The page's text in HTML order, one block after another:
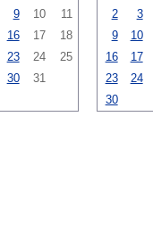
9 10
11
16 17
18
23 24
25
30 31
2
3
9
10
16
17
23
24
30